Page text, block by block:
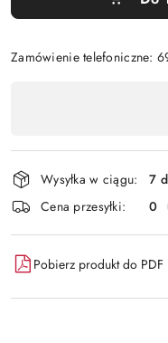
Zamówienie telefoniczne:
płatność
i
dostawa
Wysyłka w ciągu:
7
Cena przesyłki:
0
Pobierz produkt do PDF